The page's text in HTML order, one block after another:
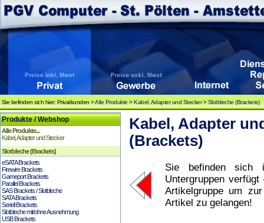
Sie befinden sich hier: Privatkunden >Alle Produkte >Kabel, Adapter und Stecker>Slotbleche (Brackets)
Produkte / Webshop
Alle Produkte...
Kabel, Adapter und Stecker
Slotbleche (Brackets)
eSATA Brackets
Firewire Brackets
Gameport Brackets
Parallel Brackets
SAS Brackets / Slotbleche
SATA Brackets
Seriell Brackets
Slotbleche mit/ohne Ausnehmung
USB Brackets
Kabel, Adapter
(Brackets)
Sie befinden sich
Untergruppen
Artikelgruppe um
Artikel zu gelangen!